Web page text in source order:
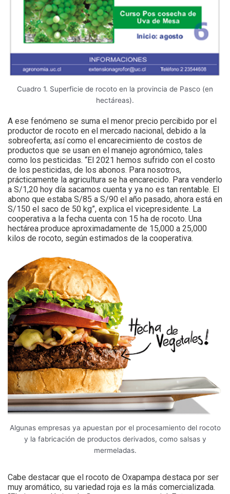
Cuadro 1. Superficie de rocoto en la provincia de Pasco (en
hectáreas).
A ese fenómeno se suma el menor precio percibido por el
productor de rocoto en el mercado nacional, debido a la
sobreoferta; así como el encarecimiento de costos de
productos que se usan en el manejo agronómico, tales
como los pesticidas. “El 2021 hemos sufrido con el costo
de los pesticidas, de los abonos. Para nosotros,
prácticamente la agricultura se ha encarecido. Para venderlo
a S/1,20 hoy día sacamos cuenta y ya no es tan rentable. El
abono que estaba S/85 a S/90 el año pasado, ahora está en
S/150 el saco de 50 kg”, explica el vicepresidente. La
cooperativa a la fecha cuenta con 15 ha de rocoto. Una
hectárea produce aproximadamente de 15,000 a 25,000
kilos de rocoto, según estimados de la cooperativa.
Algunas empresas ya apuestan por el procesamiento del rocoto
y la fabricación de productos derivados, como salsas y
mermeladas.
Cabe destacar que el rocoto de Oxapampa destaca por ser
muy aromático, su variedad roja es la más comercializada.